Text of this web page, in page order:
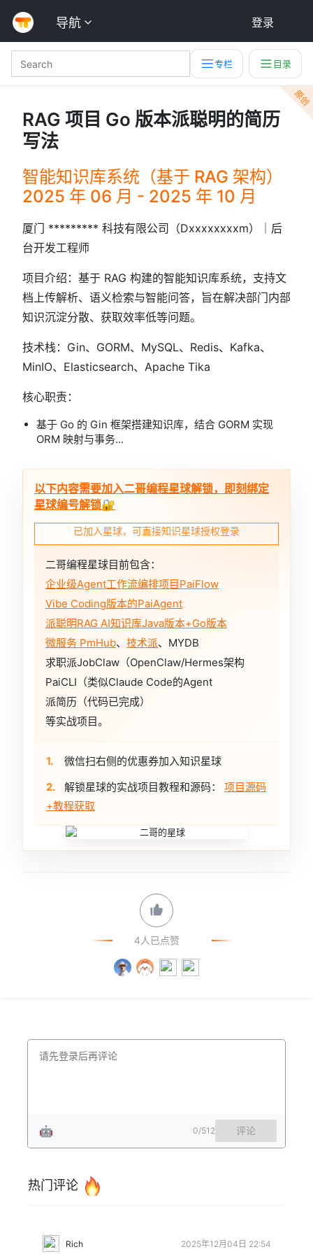
导航 登录
专栏 目录
原创
RAG 项目 Go 版本派聪明的简历
写法
智能知识库系统（基于 RAG 架构）
2025 年 06 月 - 2025 年 10 月
厦门 ********* 科技有限公司（Dxxxxxxxxm）｜后
台开发工程师
项目介绍：基于 RAG 构建的智能知识库系统，支持文
档上传解析、语义检索与智能问答，旨在解决部门内部
知识沉淀分散、获取效率低等问题。
技术栈：Gin、GORM、MySQL、Redis、Kafka、
MinIO、Elasticsearch、Apache Tika
核心职责：
基于 Go 的 Gin 框架搭建知识库，结合 GORM 实现
ORM 映射与事务...
以下内容需要加入二哥编程星球解锁，即刻绑定
星球编号解锁🔐
已加入星球，可直接知识星球授权登录
二哥编程星球目前包含：
企业级Agent工作流编排项目PaiFlow
Vibe Coding版本的PaiAgent
派聪明RAG AI知识库Java版本+Go版本
微服务 PmHub、 技术派、MYDB
求职派JobClaw（OpenClaw/Hermes架构
PaiCLI（类似Claude Code的Agent
派简历（代码已完成）
等实战项目。
1.
微信扫右侧的优惠券加入知识星球
2.
解锁星球的实战项目教程和源码： 项目源码
+教程获取
4人已点赞
🤖 0/512 评论
热门评论
Rich 2025年12月04日 22:54